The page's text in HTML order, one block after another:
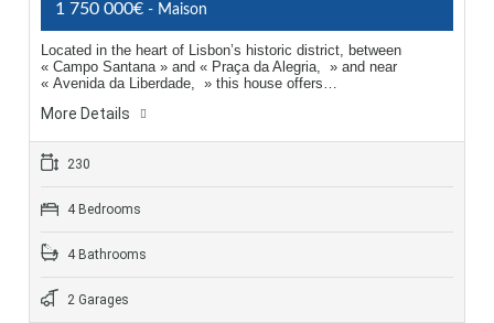
1 750 000€ - Maison
Located in the heart of Lisbon’s historic district, between
« Campo Santana » and « Praça da Alegria, » and near
« Avenida da Liberdade, » this house offers…
More Details
230
4 Bedrooms
4 Bathrooms
2 Garages